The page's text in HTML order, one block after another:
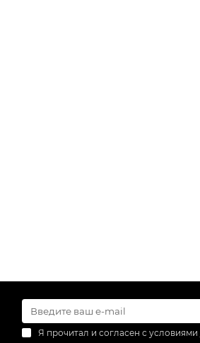
Я прочитал и согласен с условиями